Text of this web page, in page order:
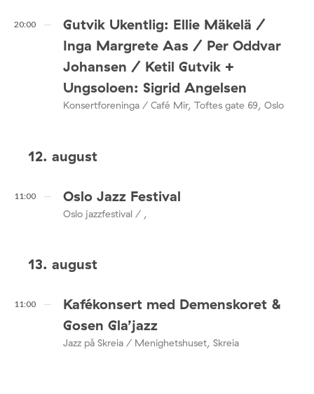
20:00
Gutvik Ukentlig: Ellie Mäkelä /
Inga Margrete Aas / Per Oddvar
Johansen / Ketil Gutvik +
Ungsoloen: Sigrid Angelsen
Konsertforeninga / Café Mir, Toftes gate 69, Oslo
12. august
11:00 Oslo Jazz Festival
Oslo jazzfestival / ,
13. august
11:00
Kafékonsert med Demenskoret &
Gosen Gla’jazz
Jazz på Skreia / Menighetshuset, Skreia